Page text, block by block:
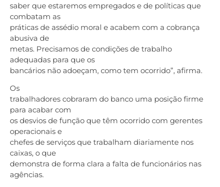
saber que estaremos empregados e de políticas que
combatam as
práticas de assédio moral e acabem com a cobrança
abusiva de
metas. Precisamos de condições de trabalho
adequadas para que os
bancários não adoeçam, como tem ocorrido”, afirma.
Os
trabalhadores cobraram do banco uma posição firme
para acabar com
os desvios de função que têm ocorrido com gerentes
operacionais e
chefes de serviços que trabalham diariamente nos
caixas, o que
demonstra de forma clara a falta de funcionários nas
agências.